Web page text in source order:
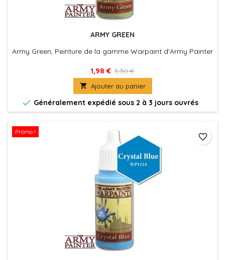
ARMY GREEN
Army Green, Peinture de la gamme Warpaint d'Army Painter
1,98 € 3,30 €
 Ajouter au panier
 Généralement expédié sous 2 à 3 jours ouvrés
Promo !
favorite_border